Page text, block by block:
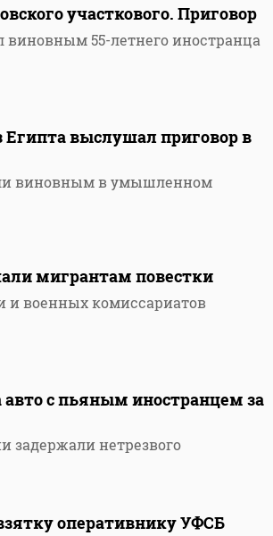
участкового. Приговор
виновным 55-летнего иностранца
Египта выслушал приговор в
виновным в умышленном
мигрантам повестки
и военных комиссариатов
с пьяным иностранцем за
задержали нетрезвого
оперативнику УФСБ